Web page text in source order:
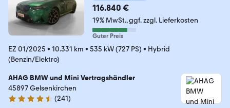
116.840 €
19% MwSt. ggf. zzgl. Lieferkosten
Guter Preis
EZ 01/2025 • 10.331 km • 535 kW (727 PS) • Hybrid
(Benzin/Elektro)
AHAG BMW und Mini Vertragshändler
45897 Gelsenkirchen
4.4 Sterne
(241)